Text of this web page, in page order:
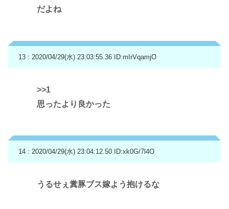
だよね
13 : 2020/04/29(水) 23:03:55.36 ID:mIrVqamjO
>>1
思ったより良かった
14 : 2020/04/29(水) 23:04:12.50 ID:xk0G/7l4O
うるせぇ糞豚ブス嫁よう抱けるな